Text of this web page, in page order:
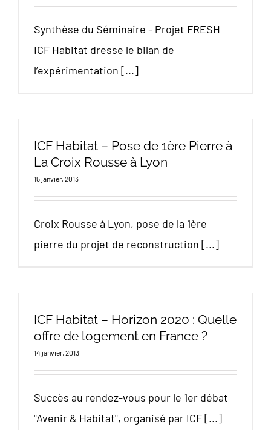
Synthèse du Séminaire - Projet FRESH
ICF Habitat dresse le bilan de
l’expérimentation [...]
ICF Habitat – Pose de 1ère Pierre à
La Croix Rousse à Lyon
15 janvier, 2013
Croix Rousse à Lyon, pose de la 1ère
pierre du projet de reconstruction [...]
ICF Habitat – Horizon 2020 : Quelle
offre de logement en France ?
14 janvier, 2013
Succès au rendez-vous pour le 1er débat
"Avenir & Habitat", organisé par ICF [...]